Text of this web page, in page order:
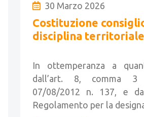
30 Marzo 2026
Costituzione
disciplina territoriale
In ottemperanza a
dall’art. 8, comma 3
07/08/2012 n. 137, e
Regolamento per la